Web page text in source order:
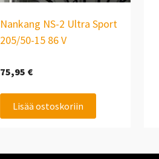
Nankang NS-2 Ultra Sport
205/50-15 86 V
75,95 €
Lisää ostoskoriin